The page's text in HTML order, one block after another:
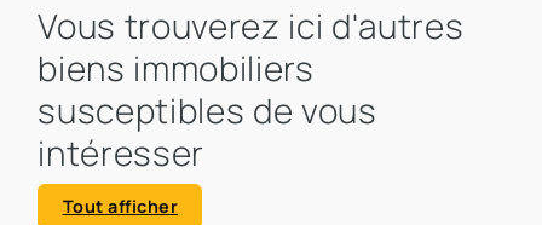
Vous trouverez ici d'autres
biens immobiliers
susceptibles de vous
intéresser
Tout afficher